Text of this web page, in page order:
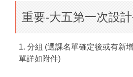
重要-大五第一次設
1. 分組 (選課名單確定後或有新
單詳如附件)